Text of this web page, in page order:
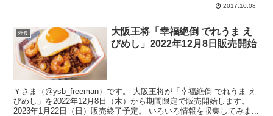
2017.10.08
外食
大阪王将「幸福絶倒 でれうま え
びめし」2022年12月8日販売開始
Ｙさま（@ysb_freeman）です。 大阪王将が「幸福絶倒 でれうま え
びめし」を2022年12月8日（木）から期間限定で販売開始します。
2023年1月22日（日）販売終了予定。 いろいろ情報を収集してみま...